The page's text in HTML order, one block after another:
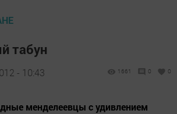
табун
- 10:43 1661 0 0
менделеевцы с удивлением